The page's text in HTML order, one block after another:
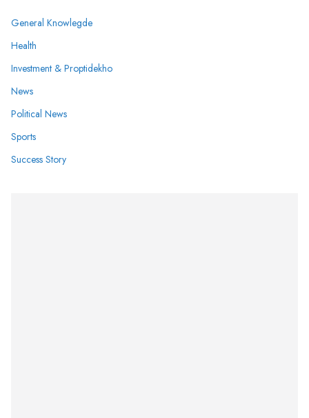
General Knowlegde
Health
Investment & Proptidekho
News
Political News
Sports
Success Story